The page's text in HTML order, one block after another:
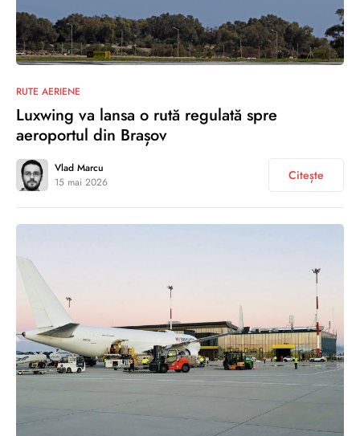
RUTE AERIENE
Luxwing va lansa o rută regulată spre
aeroportul din Brașov
Vlad Marcu
15 mai 2026
Citește